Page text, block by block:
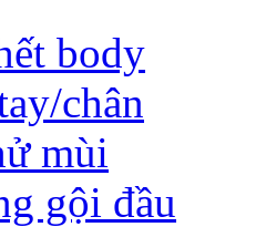
body
chân
mùi
gội đầu